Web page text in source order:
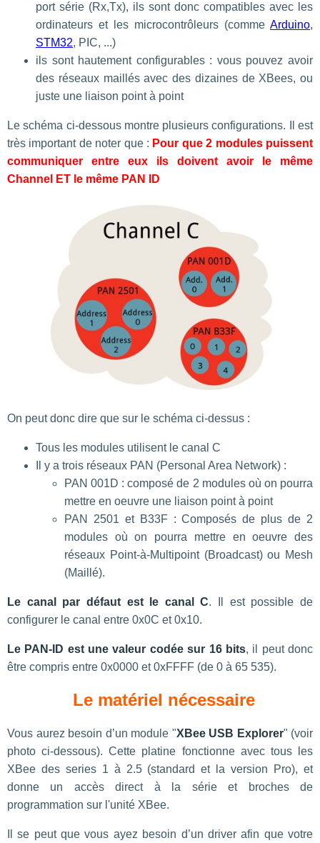
port série (Rx,Tx), ils sont donc compatibles avec les
ordinateurs et les microcontrôleurs (comme Arduino,
STM32, PIC, ...)
ils sont hautement configurables : vous pouvez avoir
des réseaux maillés avec des dizaines de XBees, ou
juste une liaison point à point
Le schéma ci-dessous montre plusieurs configurations. Il est
très important de noter que : Pour que 2 modules puissent
communiquer entre eux ils doivent avoir le même
Channel ET le même PAN ID
On peut donc dire que sur le schéma ci-dessus :
Tous les modules utilisent le canal C
Il y a trois réseaux PAN (Personal Area Network) :
PAN 001D : composé de 2 modules où on pourra
mettre en oeuvre une liaison point à point
PAN 2501 et B33F : Composés de plus de 2
modules où on pourra mettre en oeuvre des
réseaux Point-à-Multipoint (Broadcast) ou Mesh
(Maillé).
Le canal par défaut est le canal C. Il est possible de
configurer le canal entre 0x0C et 0x10.
Le PAN-ID est une valeur codée sur 16 bits, il peut donc
être compris entre 0x0000 et 0xFFFF (de 0 à 65 535).
Le matériel nécessaire
Vous aurez besoin d’un module "XBee USB Explorer" (voir
photo ci-dessous). Cette platine fonctionne avec tous les
XBee des series 1 à 2.5 (standard et la version Pro), et
donne un accès direct à la série et broches de
programmation sur l'unité XBee.
Il se peut que vous ayez besoin d’un driver afin que votre